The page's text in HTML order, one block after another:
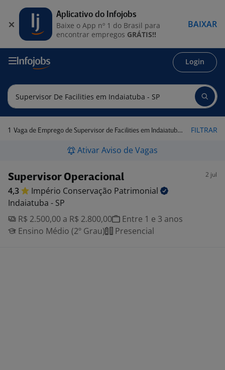
Login
1 Vaga de Emprego de Supervisor de Facilities em Indaiatuba - SP FILTRAR
Ativar Aviso de Vagas
Supervisor Operacional 2 jul
4,3 Império Conservação Patrimonial
Indaiatuba - SP
R$ 2.500,00 a R$ 2.800,00
Entre 1 e 3 anos
Ensino Médio (2º Grau)
Presencial
Aplicativo do Infojobs
Baixe o App nº 1 do Brasil para
encontrar empregos GRÁTIS!!
BAIXAR